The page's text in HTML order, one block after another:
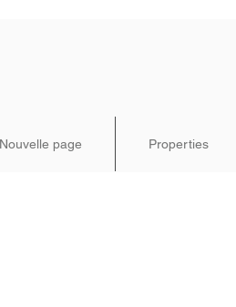
Nouvelle page Properties